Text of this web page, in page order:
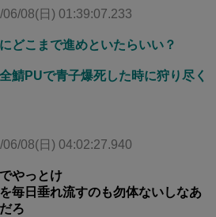
06/08(日) 01:39:07.233
どこまで進めといたらいい？
鯖PUで青子爆死した時に狩り尽く
06/08(日) 04:02:27.940
やっとけ
毎日垂れ流すのも勿体ないしなあ
ろ